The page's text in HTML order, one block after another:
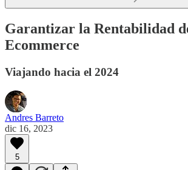
Garantizar la Rentabilidad
Ecommerce
Viajando hacia el 2024
Andres Barreto
dic 16, 2023
5